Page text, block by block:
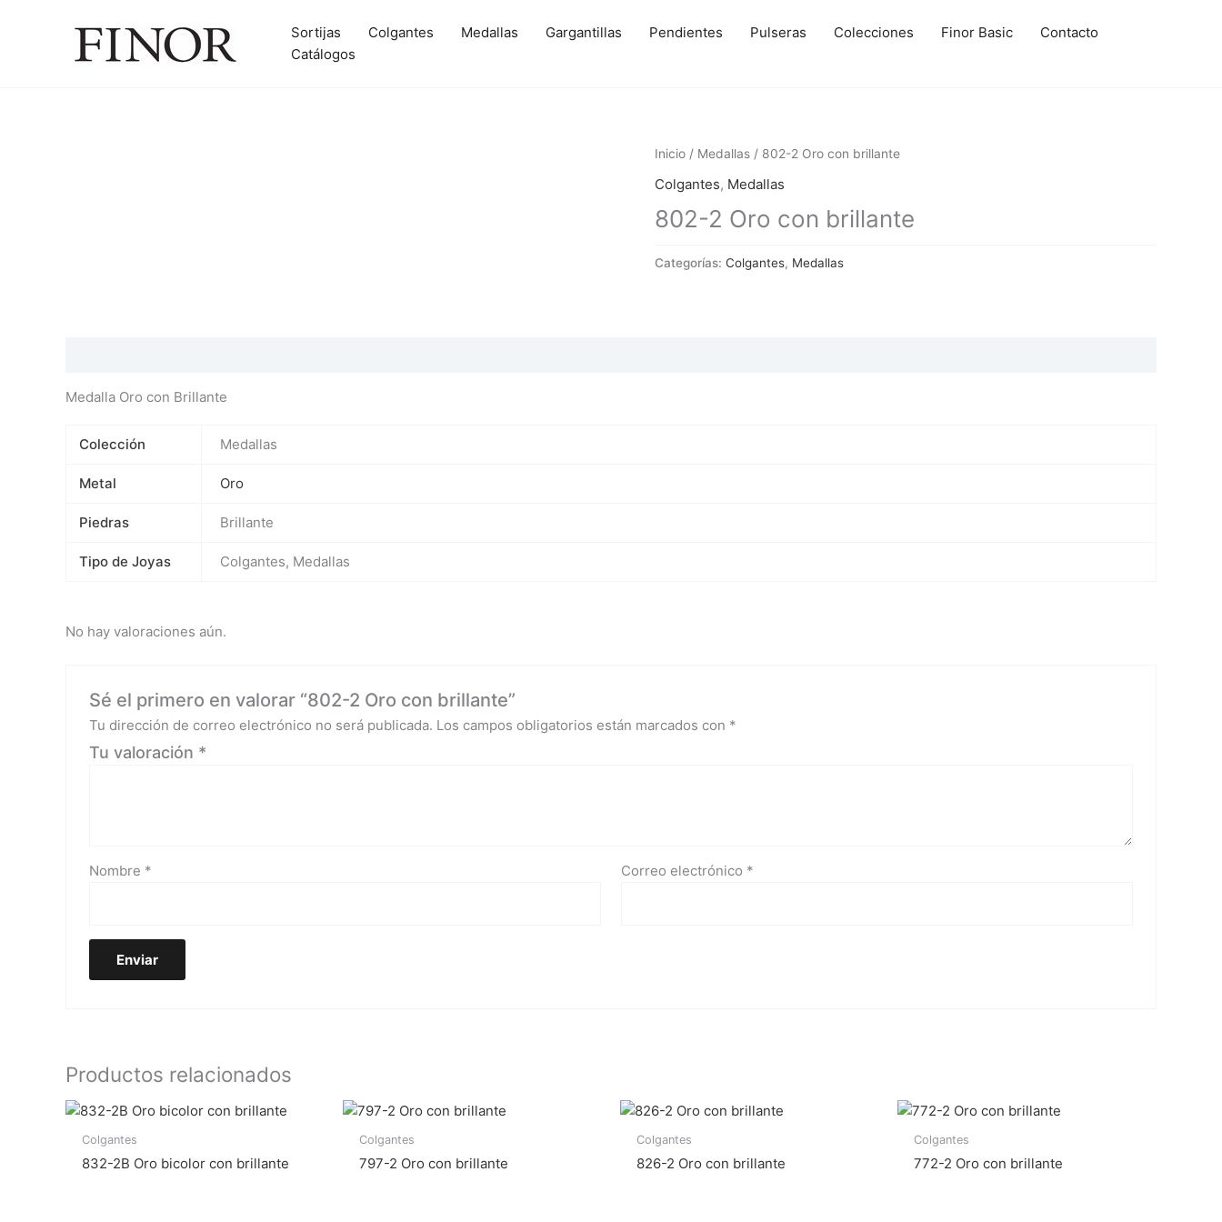
Sortijas Colgantes Medallas Gargantillas Pendientes Pulseras Colecciones Finor Basic
Contacto
Catálogos
Inicio / Medallas / 802-2 Oro con brillante
Colgantes, Medallas
802-2 Oro con brillante
Categorías: Colgantes, Medallas
Medalla Oro con Brillante
Colección Medallas
Metal Oro
Piedras Brillante
Tipo de Joyas Colgantes, Medallas
No hay valoraciones aún.
Sé el primero en valorar “802-2 Oro con brillante”
Tu dirección de correo electrónico no será publicada. Los campos obligatorios están marcados con *
Tu valoración *
Nombre * Correo electrónico *
Productos relacionados
Colgantes
832-2B Oro bicolor con brillante
Colgantes
797-2 Oro con brillante
Colgantes
826-2 Oro con brillante
Colgantes
772-2 Oro con brillante